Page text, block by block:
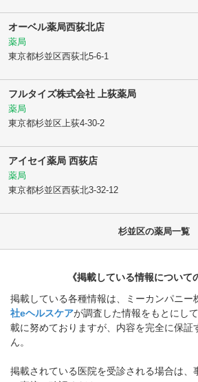
オーベル薬局西荻北店
薬局
東京都杉並区西荻北5-6-1
フルタイズ株式会社 上荻薬局
薬局
東京都杉並区 上荻4-30-2
アイセイ薬局 西荻店
薬局
東京都杉並区西荻北3-32-12
杉並区の薬局一覧
《掲載している情報について
掲載している各種情報は、ミーカンパニー
社eヘルスケアが調査した情報をもとにし
載に努めておりますが、内容を完全に保証
ん。
掲載されている医院を受診される場合は、